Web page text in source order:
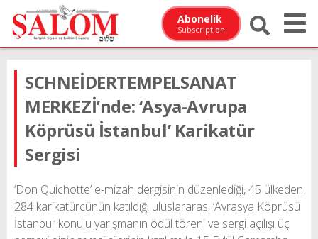
Abonelik
Subscription
SCHNEİDERTEMPELSANAT
MERKEZİ’nde: ‘Asya-Avrupa
Köprüsü İstanbul’ Karikatür
Sergisi
‘Don Quichotte’ e-mizah dergisinin düzenlediği, 45 ülkeden
284 karikatürcünün katıldığı uluslararası ‘Avrasya Köprüsü
İstanbul’ konulu yarışmanın ödül töreni ve sergi açılışı üç